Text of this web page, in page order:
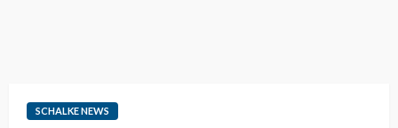
SCHALKE NEWS